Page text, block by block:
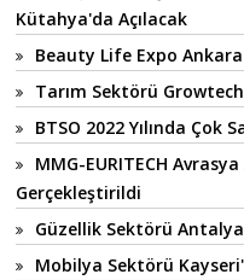
Kütahya'da Açılacak
Beauty Life Expo Ankara
Tarım Sektörü
BTSO 2022 Yılında Çok
MMG-EURITECH
Gerçekleştirildi
Güzellik Sektörü
Mobilya Sektörü